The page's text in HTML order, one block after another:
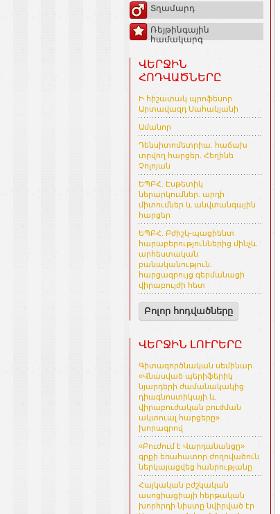
Տղամարդ
Ռեյթինգային
համակարգ
ՎԵՐՋԻՆ
ՀՈԴՎԱԾՆԵՐԸ
Ի հիշատակ պրոֆեսոր
Արտավազդ Սահակյանի
Ամանոր
Դենսիտոմետրիա. հաճախ
տրվող հարցեր. Հեղինե
Չոլոյան
ԵՊԲՀ. Էսթետիկ
ներարկումներ. արդի
միտումներ և անվտանգային
հարցեր
ԵՊԲՀ. Բժիշկ-պացիենտ
հարաբերություններից մինչև
արհեստական
բանականություն.
հարցազրույց գերմանացի
վիրաբույժի հետ
Բոլոր հոդվածները
ՎԵՐՋԻՆ ԼՈՒՐԵՐԸ
Գիտագործնական սեմինար
«Վնասված պերիֆերիկ
նյարդերի ժամանակակից
դիագնոստիկայի և
վիրաբուժական բուժման
ակտուալ հարցերը»
խորագրով
«Բուժում է Վարդանանցը»
գրքի եռահատոր ժողովածուն
ներկայացվեց հանրությանը
Հայկական բժշկական
ասոցիացիայի հերթական
խորհրդի նիստը նվիրված էր